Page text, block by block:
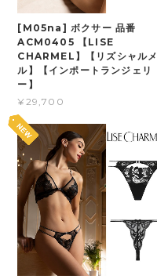
[M05na] ボクサー 品番
ACM0405 【LISE
CHARMEL】【リズシャルメ
ル】【インポートランジェリ
ー】
¥29,700